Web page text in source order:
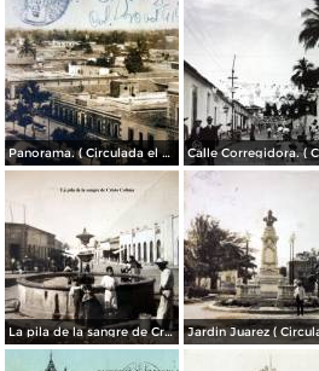
Panorama. ( Circulada el 20 de Octubre de 1919 ).
La pila de la sangre de Cristo Colima.